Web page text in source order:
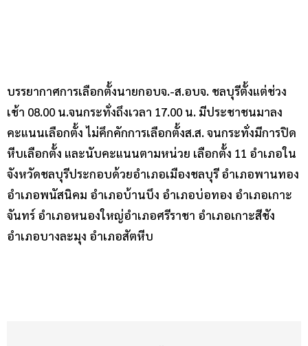
บรรยากาศการเลือกตั้งนายกอบจ.-ส.อบจ. ชลบุรีตั้งแต่ช่วง
เช้า 08.00 น.จนกระทั่งถึงเวลา 17.00 น. มีประชาชนมาลง
คะแนนเลือกตั้ง ไม่คึกคักการเลือกตั้งส.ส. จนกระทั่งมีการปิด
หีบเลือกตั้ง และนับคะแนนตามหน่วย เลือกตั้ง 11 อำเภอใน
จังหวัดชลบุรีประกอบด้วยอำเภอเมืองชลบุรี อำเภอพานทอง
อำเภอพนัสนิคม อำเภอบ้านบึง อำเภอบ่อทอง อำเภอเกาะ
จันทร์ อำเภอหนองใหญ่อำเภอศรีราชา อำเภอเกาะสีชัง
อำเภอบางละมุง อำเภอสัตหีบ